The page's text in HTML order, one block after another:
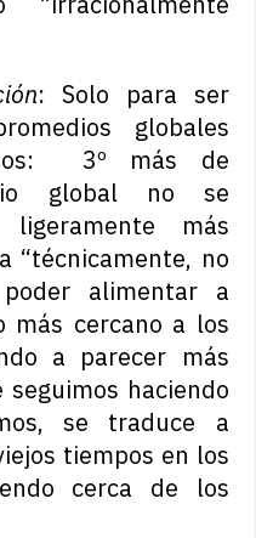
: Solo para ser
globales
3º más de
global no se
más
“técnicamente, no
alimentar a
más cercano a los
a parecer más
haciendo
se traduce a
tiempos en los
cerca de los